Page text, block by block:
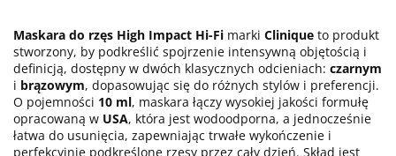
Maskara do rzęs High Impact Hi-Fi marki Clinique to produkt
stworzony, by podkreślić spojrzenie intensywną objętością i
definicją, dostępny w dwóch klasycznych odcieniach: czarnym
i brązowym, dopasowując się do różnych stylów i preferencji.
O pojemności 10 ml, maskara łączy wysokiej jakości formułę
opracowaną w USA, która jest wodoodporna, a jednocześnie
łatwa do usunięcia, zapewniając trwałe wykończenie i
perfekcyjnie podkreślone rzęsy przez cały dzień. Skład jest